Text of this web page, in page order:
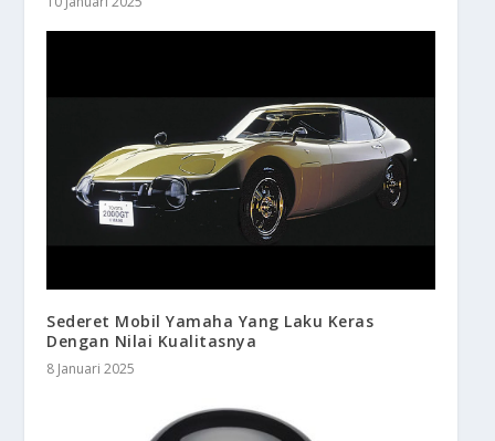
Sederet Mobil Yamaha Yang Laku Keras
Dengan Nilai Kualitasnya
8 Januari 2025